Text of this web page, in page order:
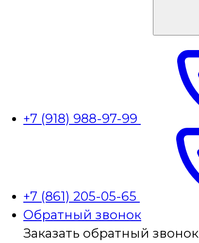
+7 (918) 988-97-99
+7 (861) 205-05-65
Обратный звонок
Заказать обратный звонок